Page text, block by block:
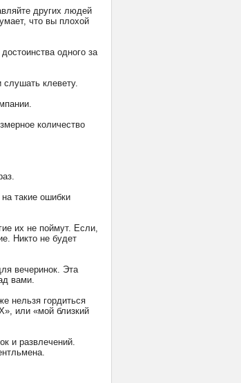
других людей
что вы плохой
одного за
слушать клевету.
количество
такие ошибки
их не поймут. Если,
Никто не будет
вечеринок. Эта
вами.
нельзя гордиться
или «мой близкий
и развлечений.